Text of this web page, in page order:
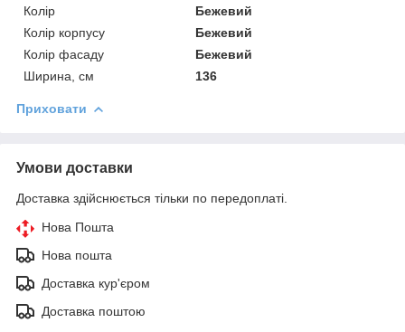
Колір
Бежевий
Колір корпусу
Бежевий
Колір фасаду
Бежевий
Ширина, см
136
Приховати
Умови доставки
Доставка здійснюється тільки по передоплаті.
Нова Пошта
Нова пошта
Доставка кур'єром
Доставка поштою